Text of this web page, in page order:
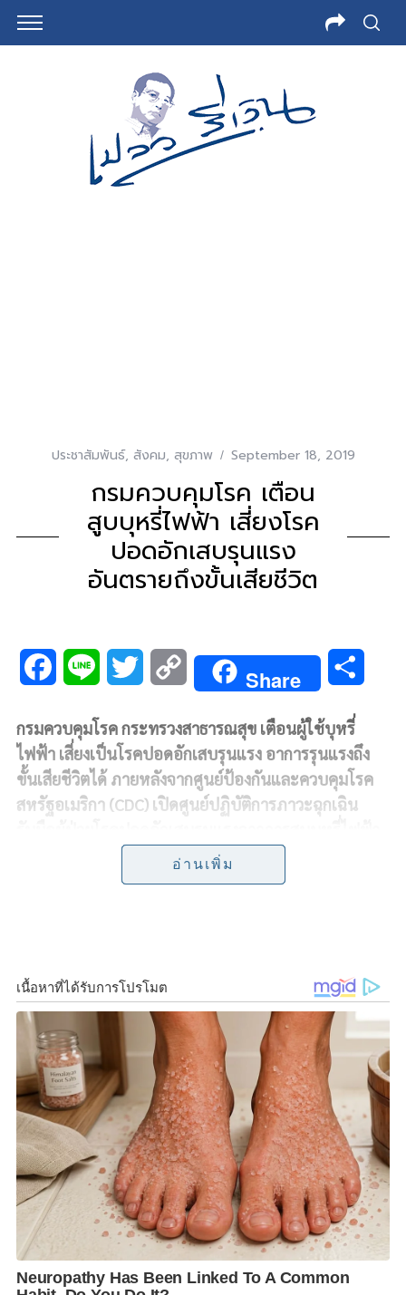
ประชาสัมพันธ์, สังคม, สุขภาพ September 18, 2019
กรมควบคุมโรค เตือน
สูบบุหรี่ไฟฟ้า เสี่ยงโรค
ปอดอักเสบรุนแรง
อันตรายถึงขั้นเสียชีวิต
c
e
b
n
e
i
t
t
e
r
p
y
L
i
n
Share
r
กรมควบคุมโรค กระทรวงสาธารณสุข เตือนผู้ใช้บุหรี่
ไฟฟ้า เสี่ยงเป็นโรคปอดอักเสบรุนแรง อาการรุนแรงถึง
ขั้นเสียชีวิตได้ ภายหลังจากศูนย์ป้องกันและควบคุมโรค
สหรัฐอเมริกา (CDC) เปิดศูนย์ปฏิบัติการภาวะฉุกเฉิน
หลังพบผู้ป่วยรายที่ 7 เสียชีวิตแล้ว
รอบข้างที่สัมผัสควันหรือละอองไอจากบุหรี่ไฟฟ้า มีความ
เสี่ยงป่วยเป็นโรคปอดอักเสบรุนแรง โดยโรคดังกล่าว
อันตรายถึงขั้นเสียชีวิตได้ ซึ่งขณะนี้ในสหรัฐอเมริกา
จำนวนผู้ป่วยด้วยโรคปอดอักเสบรุนแรงเพิ่มสูงขึ้นอย่าง
ต่อเนื่อง ในขณะเดียวกันศูนย์ป้องกันและควบคุมโรค
สหรัฐอเมริกา (CDC) ได้เปิดศูนย์ปฏิบัติการภาวะฉุกเฉิน
รับมือผู้ป่วยโรคปอดอักเสบรุนแรงจากการสูบบุหรี่ไฟฟ้า
หลังพบผู้ป่วยรายที่ 7 เสียชีวิต และจากรายงานการ
สอบสวนโรค พบว่าอาการที่พบได้บ่อยในกลุ่มผู้สูบบุหรี่
ไฟฟ้า ได้แก่ อาการหายใจถี่ เจ็บหน้าอก คลื่นไส้อาเจียน
อ่อนเพลีย ปวดท้อง มีไข้ หรืออาจมีอาการน้ำหนักลดร่วม
ด้วย นอกจากนี้ การตรวจรักษาในระยะเริ่มต้น ผู้ป่วยจะมี
อาการคล้ายภาวะการติดเชื้อในระบบทางเดินหายใจโดย
อ่านเพิ่ม
อ่านเพิ่ม
อ่านเพิ่ม
อ่านเพิ่ม
อ่านเพิ่ม
อ่านเพิ่ม